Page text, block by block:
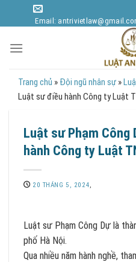
Email:
Trang chủ » Đội ngũ nhân sự »
Luật sư điều hành Công ty Luật
Luật sư Phạm
hành Công ty Luật
20 THÁNG 5, 2024,
Luật sư Phạm Công Dự là
phố Hà Nội.
Qua nhiều năm hành nghề,